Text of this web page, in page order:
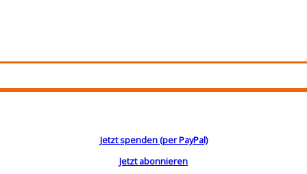
Jetzt spenden (per PayPal)
Jetzt abonnieren